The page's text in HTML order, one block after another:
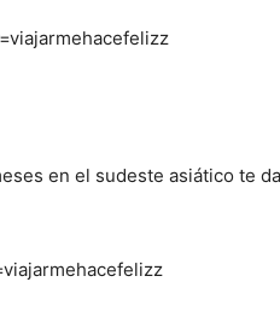
en el sudeste asiático te